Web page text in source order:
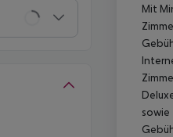
Mit
sowie